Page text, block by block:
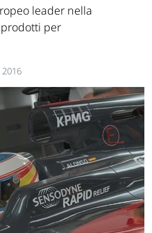
leader nella
per